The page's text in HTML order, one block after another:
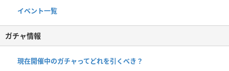
イベント一覧
ガチャ情報
現在開催中のガチャってどれを引くべき？